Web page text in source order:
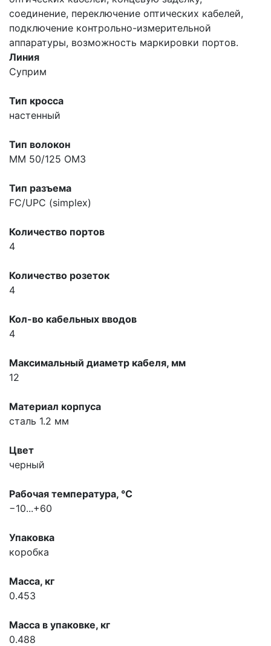
соединение, переключение оптических кабелей,
подключение контрольно-измерительной
аппаратуры, возможность маркировки портов.
Линия
Суприм
Тип кросса
настенный
Тип волокон
MM 50/125 OM3
Тип разъема
FC/UPC (simplex)
Количество портов
4
Количество розеток
4
Кол-во кабельных вводов
4
Максимальный диаметр кабеля, мм
12
Материал корпуса
сталь 1.2 мм
Цвет
черный
Рабочая температура, °С
−10...+60
Упаковка
коробка
Масса, кг
0.453
Масса в упаковке, кг
0.488